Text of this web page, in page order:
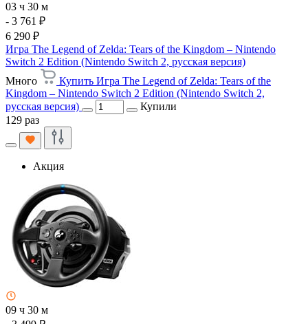
03 ч 30 м
- 3 761 ₽
6 290 ₽
Игра The Legend of Zelda: Tears of the Kingdom – Nintendo
Switch 2 Edition (Nintendo Switch 2, русская версия)
Много
Купить Игра The Legend of Zelda: Tears of the
Kingdom – Nintendo Switch 2 Edition (Nintendo Switch 2,
русская версия)
Купили
129 раз
Акция
09 ч 30 м